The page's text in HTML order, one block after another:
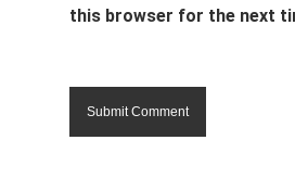
this browser for the next